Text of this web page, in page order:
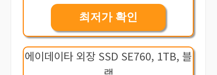
최저가 확인
에이데이타 외장 SSD SE760, 1TB, 블